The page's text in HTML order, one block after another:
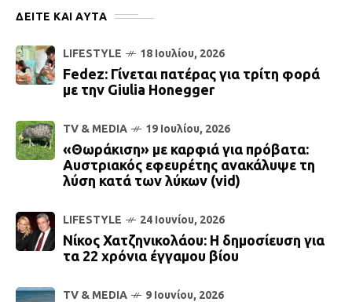
ΔΕΙΤΕ ΚΑΙ ΑΥΤΆ
LIFESTYLE 18 Ιουλίου, 2026
Fedez: Γίνεται πατέρας για τρίτη φορά
με την Giulia Honegger
TV & MEDIA 19 Ιουλίου, 2026
«Θωράκιση» με καρφιά για πρόβατα:
Αυστριακός εφευρέτης ανακάλυψε τη
λύση κατά των λύκων (vid)
LIFESTYLE 24 Ιουνίου, 2026
Νίκος Χατζηνικολάου: Η δημοσίευση για
τα 22 χρόνια έγγαμου βίου
TV & MEDIA 9 Ιουνίου, 2026